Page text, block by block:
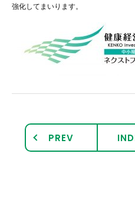
お問い
強化してまいります。
PREV